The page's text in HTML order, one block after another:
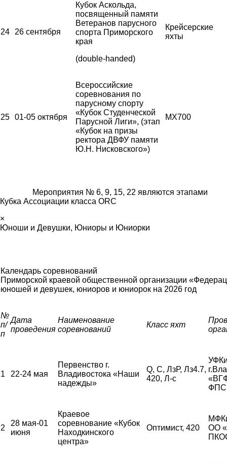
24 26 сентября
Кубок Аскольда,
посвященный памяти
Ветеранов парусного
спорта Приморского
края
(double-handed)
Крейсерские
яхты
25 01-05 октября
Всероссийские
соревнования по
парусному спорту
«Кубок Студенческой
Парусной Лиги», (этап
«Кубок на призы
ректора ДВФУ памяти
Ю.Н. Нисковского»)
MX700
Мероприятия № 6, 9, 15, 22 являются этапами
Кубка Ассоциации класса ORC
×
Юноши и Девушки, Юниоры и Юниорки
Календарь соревнований
Приморской краевой общественной организации
юношей и девушек, юниоров и юниорок на 2026 год
№
п/
п
Дата
проведения
Наименование
соревнований
Класс яхт
1 22-24 мая
Первенство г.
Владивостока «Наши
надежды»
Q, С, ЛзР, Лз4.7,
420, Л-с
ФПС
2
28 мая-01
июня
Краевое
соревнование «Кубок
Находкинского
центра»
Оптимист, 420
ОО